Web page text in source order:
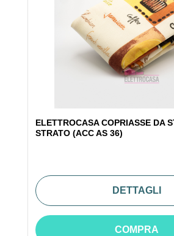
ELETTROCASA COPRIASSE DA
STRATO (ACC AS 36)
DETTAGLI
COMPRA